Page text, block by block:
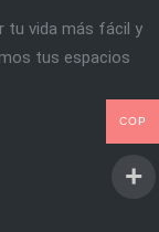
tu vida más fácil y
tus espacios
COP